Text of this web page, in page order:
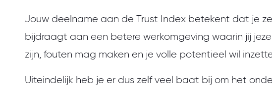
Jouw deelname aan de Trust Index betekent dat je
bijdraagt aan een betere werkomgeving waarin jij
zijn, fouten mag maken en je volle potentieel wil
Uiteindelijk heb je er dus zelf veel baat bij om het